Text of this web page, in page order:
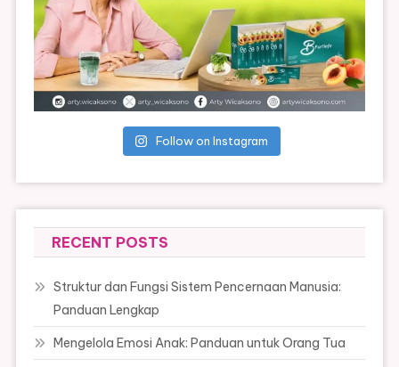
Follow on Instagram
RECENT POSTS
Struktur dan Fungsi Sistem Pencernaan Manusia:
Panduan Lengkap
Mengelola Emosi Anak: Panduan untuk Orang Tua